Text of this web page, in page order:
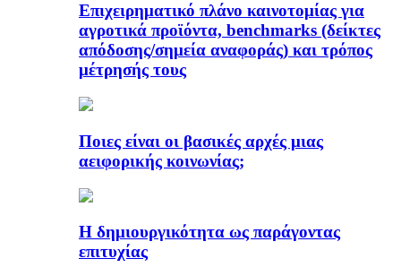
Επιχειρηματικό πλάνο καινοτομίας για
αγροτικά προϊόντα, benchmarks (δείκτες
απόδοσης/σημεία αναφοράς) και τρόπος
μέτρησής τους
Ποιες είναι οι βασικές αρχές μιας
αειφορικής κοινωνίας;
Η δημιουργικότητα ως παράγοντας
επιτυχίας